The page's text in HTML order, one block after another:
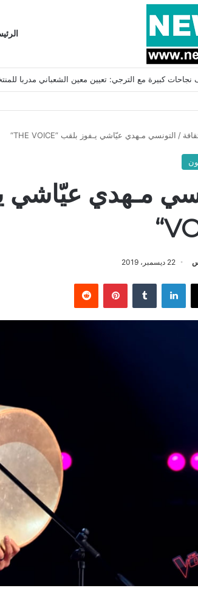
المرزوقي وبتكليف من سعيّد: الخارجية تستدعي السفيرة
/ التونسي مـهدي عيّاشي يـفوز بلقب ”THE VOICE“
22 ديسمبر، 2019
X لينكدإن بينتيريست